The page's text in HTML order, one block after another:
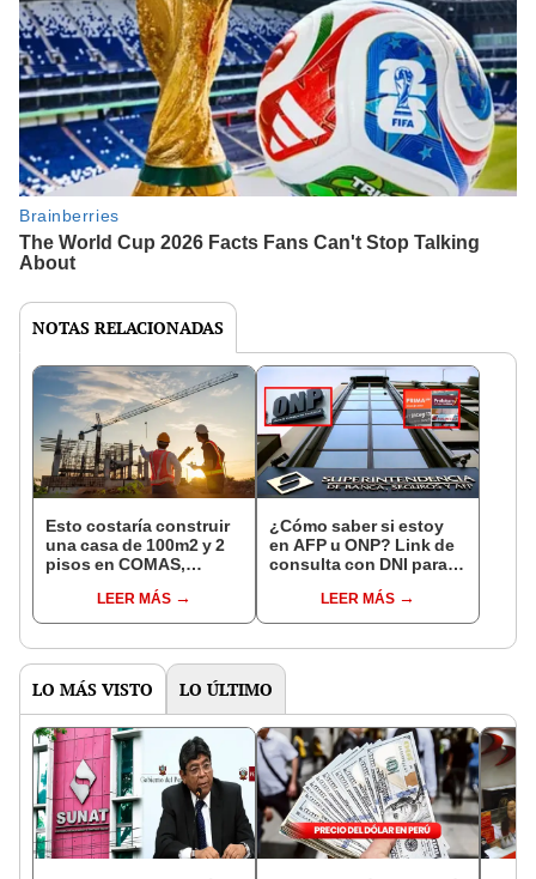
NOTAS RELACIONADAS
Esto costaría construir
una casa de 100m2 y 2
pisos en COMAS,
distritos de LIMA
NORTE
LEER MÁS
¿Cómo saber si estoy
en AFP u ONP? Link de
consulta con DNI para
pensiones estás
LEER MÁS
LO MÁS VISTO LO ÚLTIMO